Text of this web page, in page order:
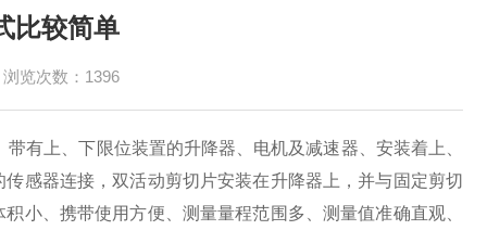
比较简单
浏览次数：1396
有上、下限位装置的升降器、电机及减速器、安装着上、
感器连接，双活动剪切片安装在升降器上，并与固定剪切
小、携带使用方便、测量量程范围多、测量值准确直观、